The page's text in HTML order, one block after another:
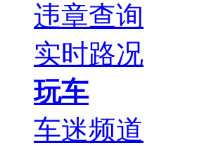
违章查询
实时路况
玩车
车迷频道